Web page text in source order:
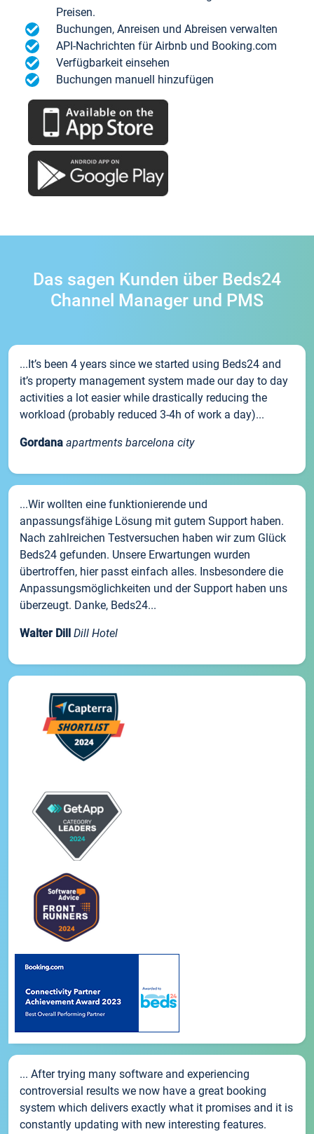
Preisen.
Buchungen, Anreisen und Abreisen verwalten
API-Nachrichten für Airbnb und Booking.com
Verfügbarkeit einsehen
Buchungen manuell hinzufügen
Das sagen Kunden über Beds24
Channel Manager und PMS
...It’s been 4 years since we started using Beds24 and
it’s property management system made our day to day
activities a lot easier while drastically reducing the
workload (probably reduced 3-4h of work a day)...
Gordana apartments barcelona city
...Wir wollten eine funktionierende und
anpassungsfähige Lösung mit gutem Support haben.
Nach zahlreichen Testversuchen haben wir zum Glück
Beds24 gefunden. Unsere Erwartungen wurden
übertroffen, hier passt einfach alles. Insbesondere die
Anpassungsmöglichkeiten und der Support haben uns
überzeugt. Danke, Beds24...
Walter Dill Dill Hotel
... After trying many software and experiencing
controversial results we now have a great booking
system which delivers exactly what it promises and it is
constantly updating with new interesting features.